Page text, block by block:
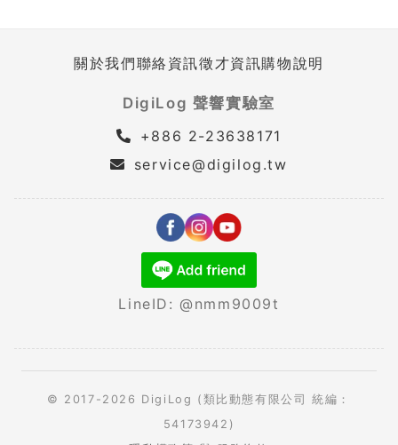
關於我們聯絡資訊徵才資訊購物說明
DigiLog 聲響實驗室
+886 2-23638171
service@digilog.tw
LineID: @nmm9009t
© 2017-2026 DigiLog (類比動態有限公司 統編：
54173942)